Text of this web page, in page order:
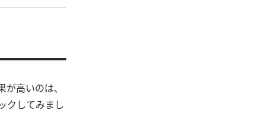
高いのは、
クしてみまし